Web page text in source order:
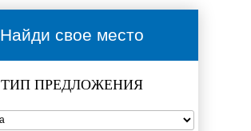
Найди свое место
ТИП ПРЕДЛОЖЕНИЯ